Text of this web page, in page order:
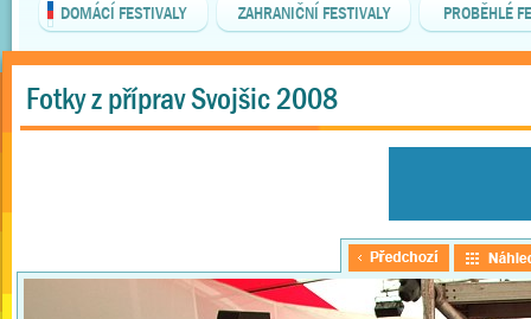
DOMÁCÍ FESTIVALY ZAHRANIČNÍ FESTIVALY PROBĚHLÉ
Fotky z příprav Svojšic 2008